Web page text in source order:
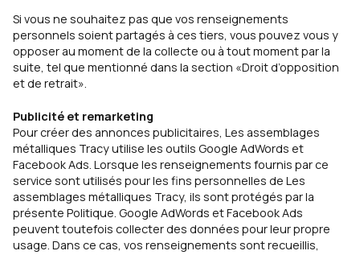
Si vous ne souhaitez pas que vos renseignements
personnels soient partagés à ces tiers, vous pouvez vous y
opposer au moment de la collecte ou à tout moment par la
suite, tel que mentionné dans la section «Droit d’opposition
et de retrait».
Publicité et remarketing
Pour créer des annonces publicitaires, Les assemblages
métalliques Tracy utilise les outils Google AdWords et
Facebook Ads. Lorsque les renseignements fournis par ce
service sont utilisés pour les fins personnelles de Les
assemblages métalliques Tracy, ils sont protégés par la
présente Politique. Google AdWords et Facebook Ads
peuvent toutefois collecter des données pour leur propre
usage. Dans ce cas, vos renseignements sont recueillis,